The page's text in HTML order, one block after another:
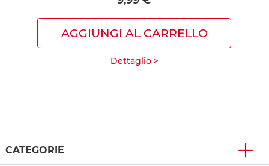
AGGIUNGI AL CARRELLO
Dettaglio >
CATEGORIE